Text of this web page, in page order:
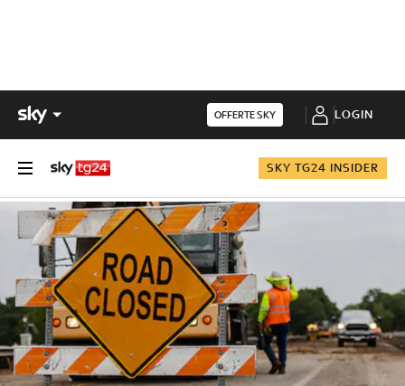
OFFERTE SKY LOGIN
SKY TG24 INSIDER